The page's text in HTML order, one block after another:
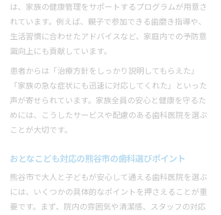
は、家族の健康管理をサポートするプログラムが用意さ
れています。例えば、親子で参加できる歯磨き指導や、
生活習慣に合わせたアドバイスなど、家庭内での予防意
識向上にも貢献しています。
患者からは「治療方針をしっかり説明してもらえた」
「家族の急な症状にも迅速に対応してくれた」といった
声が寄せられています。家族全員の安心と健康を守るた
めには、こうしたサービスや配慮のある歯科医院を選ぶ
ことが大切です。
おとなこども対応の熊谷市の歯科選びポイント
熊谷市で大人と子どもが安心して通える歯科医院を選ぶ
には、いくつかの具体的なポイントを押さえることが重
要です。まず、院内の雰囲気や清潔感、スタッフの対応